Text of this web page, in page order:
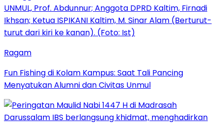
Ragam
Fun Fishing di Kolam Kampus: Saat Tali Pancing
Menyatukan Alumni dan Civitas Unmul